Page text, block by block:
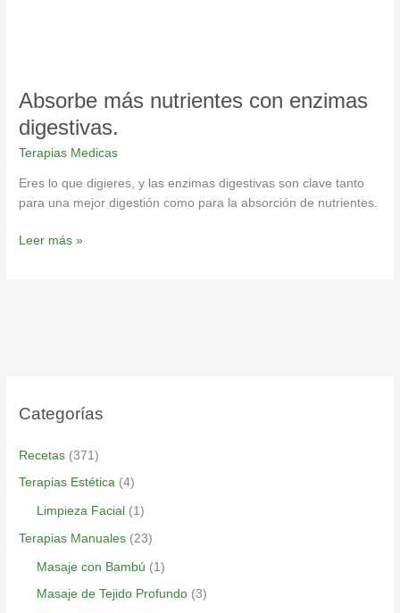
Absorbe más nutrientes con enzimas
digestivas.
Terapias Medicas
Eres lo que digieres, y las enzimas digestivas son clave tanto
para una mejor digestión como para la absorción de nutrientes.
Leer más »
Categorías
Recetas (371)
Terapias Estética (4)
Limpieza Facial (1)
Terapias Manuales (23)
Masaje con Bambú (1)
Masaje de Tejido Profundo (3)